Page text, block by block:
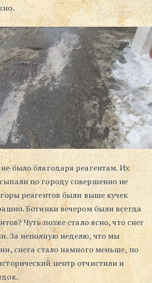
было благодаря реагентам. Их
по городу совершенно не
реагентов были выше кучек
Ботинки вечером были всегда
Чуть позже стало ясно, что снег
За неполную неделю, что мы
снега стало намного меньше, по
центр отчистили и